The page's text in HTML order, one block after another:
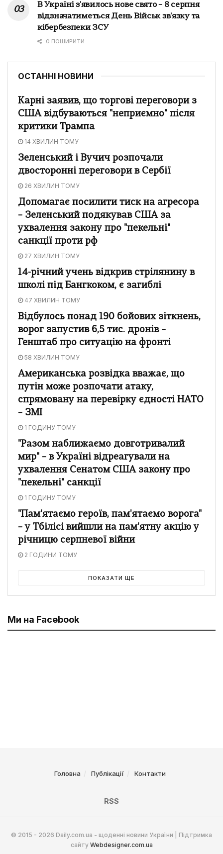
В Україні з'явилось нове свято – 8 серпня
відзначатиметься День Військ зв'язку та
кібербезпеки ЗСУ
0 ПОШИРИТИ
ОСТАННІ НОВИНИ
Карні заявив, що торгові переговори з
США відбуваються "неприємно" після
критики Трампа
14 ХВИЛИН ТОМУ
Зеленський і Вучич розпочали
двосторонні переговори в Сербії
26 ХВИЛИН ТОМУ
Допомагає посилити тиск на агресора
– Зеленський подякував США за
ухвалення закону про "пекельні"
санкції проти рф
27 ХВИЛИН ТОМУ
14-річний учень відкрив стрілянину в
школі під Бангкоком, є загиблі
47 ХВИЛИН ТОМУ
Відбулось понад 190 бойових зіткнень,
ворог запустив 6,5 тис. дронів –
Генштаб про ситуацію на фронті
58 ХВИЛИН ТОМУ
Американська розвідка вважає, що
путін може розпочати атаку,
спрямовану на перевірку єдності НАТО
– ЗМІ
1 ГОДИНУ ТОМУ
"Разом наближаємо довготривалий
мир" – в Україні відреагували на
ухвалення Сенатом США закону про
"пекельні" санкції
1 ГОДИНУ ТОМУ
"Пам'ятаємо героїв, пам'ятаємо ворога"
– у Тбілісі вийшли на пам'ятну акцію у
річницю серпневої війни
2 ГОДИНИ ТОМУ
ПОКАЗАТИ ЩЕ
Ми на Facebook
Головна Публікації Контакти
RSS
© 2015 - 2026 Daily.com.ua - щоденні новини України | Підтримка
сайту Webdesigner.com.ua